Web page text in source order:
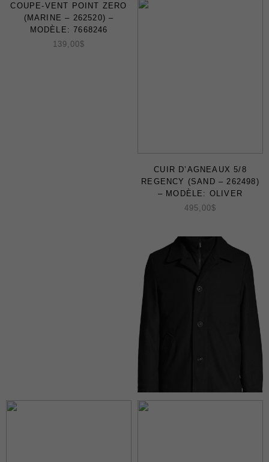
Soldes
Certificats-cadeaux
COUPE-VENT POINT ZERO
(MARINE – 262520) –
MODÈLE: 7668246
139,00$
CUIR D’AGNEAUX 5/8
REGENCY (SAND – 262498)
– MODÈLE: OLIVER
495,00$